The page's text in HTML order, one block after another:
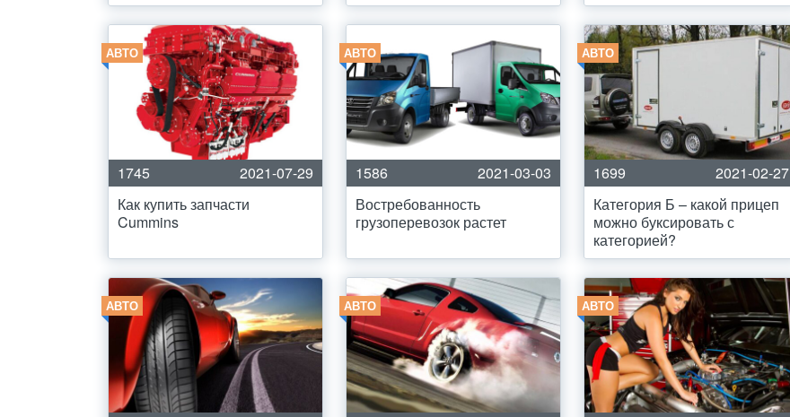
АВТО
1745
2021-07-29
Как купить запчасти
Cummins
АВТО
1586
2021-03-03
Востребованность
грузоперевозок растет
АВТО
1699
2021-02-27
Категория Б – какой прицеп
можно буксировать с
категорией?
АВТО АВТО АВТО